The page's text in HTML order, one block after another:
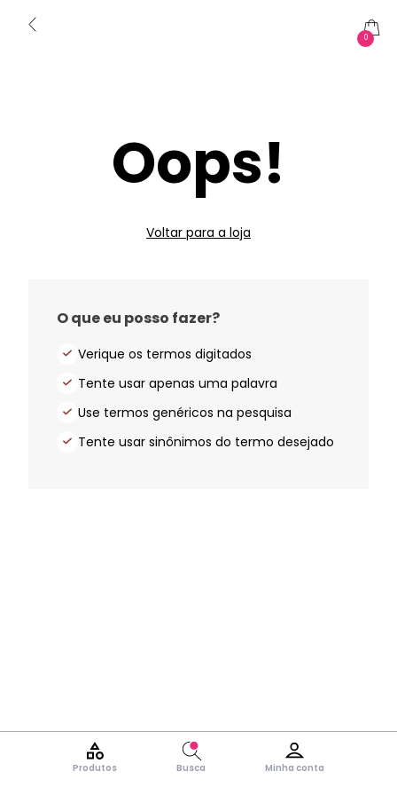
0
Produtos Busca Minha conta
Oops!
Voltar para a loja
O que eu posso fazer?
Verique os termos digitados
Tente usar apenas uma palavra
Use termos genéricos na pesquisa
Tente usar sinônimos do termo desejado